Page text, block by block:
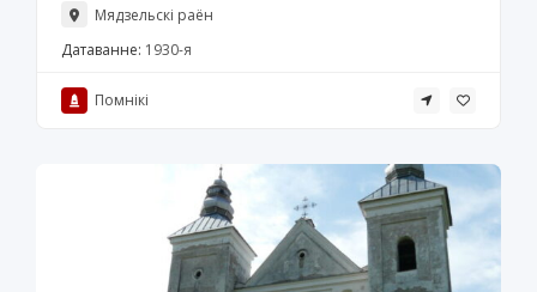
Мядзельскі раён
Датаванне: 1930-я
Помнікі